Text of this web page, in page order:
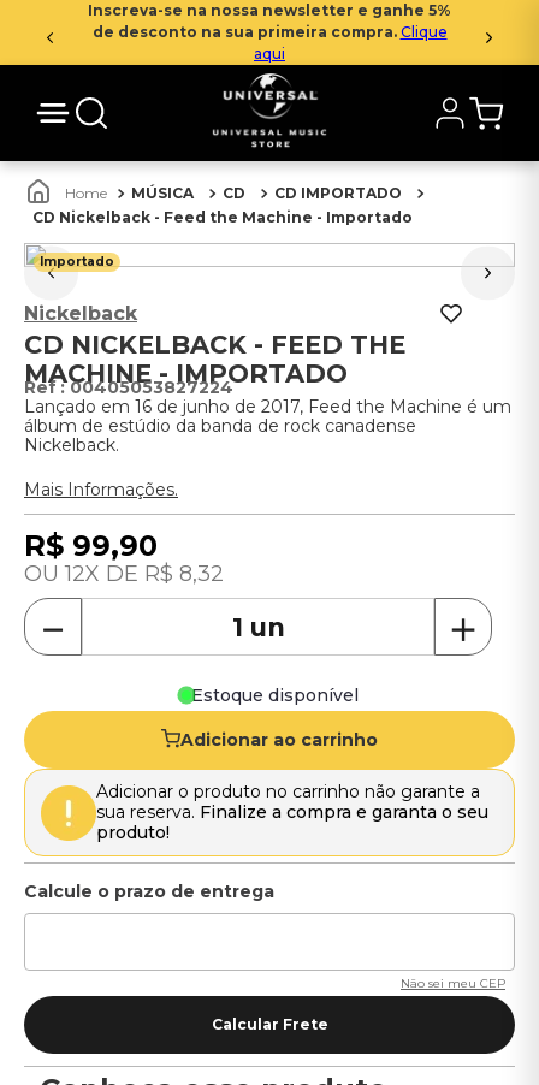
Inscreva-se na nossa newsletter e ganhe 5%
de desconto na sua primeira compra. Clique
aqui
MÚSICA CD
CD IMPORTADO
CD Nickelback - Feed the Machine - Importado
Importado
Nickelback
CD NICKELBACK - FEED THE
MACHINE - IMPORTADO
:00405053827224
Lançado em 16 de junho de 2017, Feed the Machine é um
álbum de estúdio da banda de rock canadense
Nickelback.
Mais Informações.
R$ 99,90
12 R$ 8,32
＋
－
Estoque disponível
Adicionar ao carrinho
Adicionar o produto no carrinho não garante a
sua reserva. Finalize a compra e garanta o seu
produto!
Não sei meu CEP